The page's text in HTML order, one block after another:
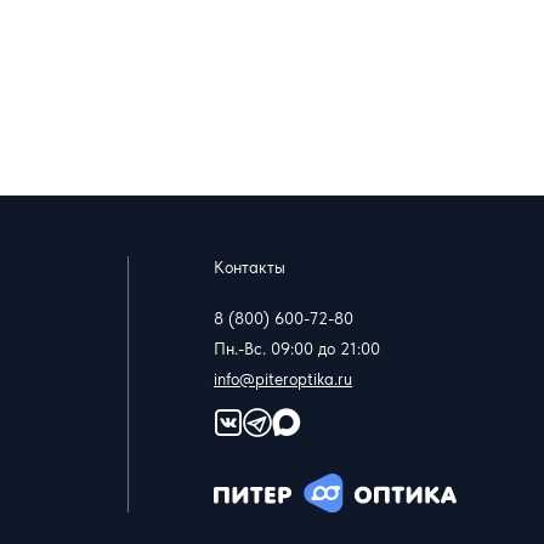
Контакты
8 (800) 600-72-80
Пн.-Вс. 09:00 до 21:00
info@piteroptika.ru